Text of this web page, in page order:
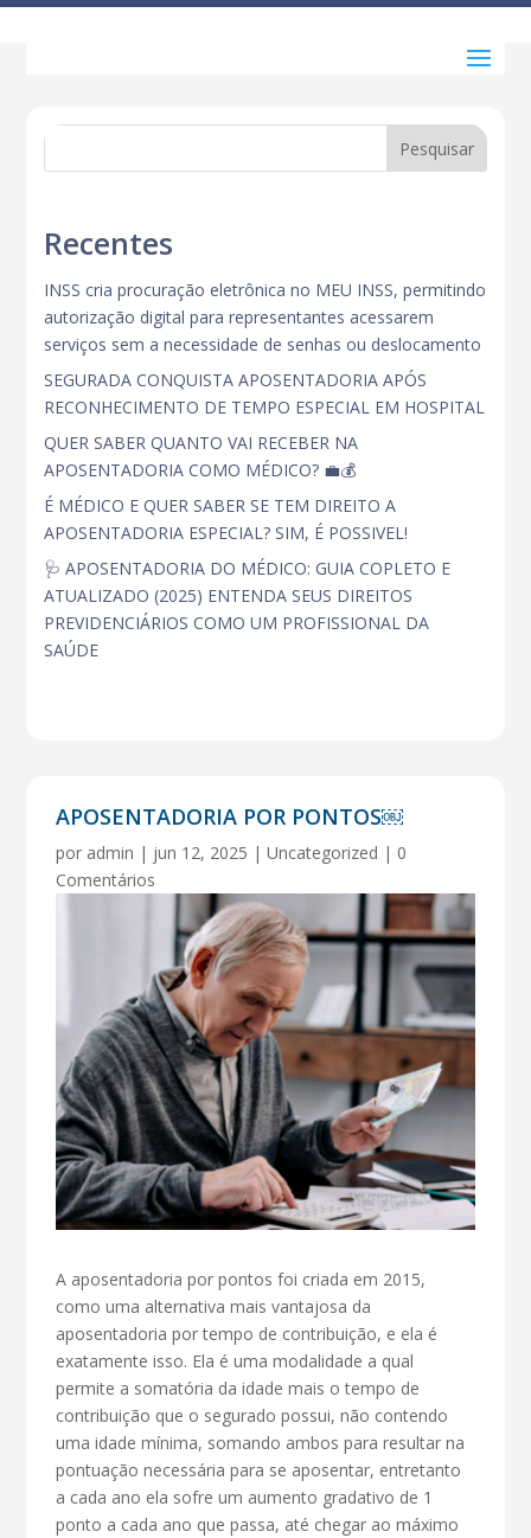
Pesquisar
Recentes
INSS cria procuração eletrônica no MEU INSS, permitindo
autorização digital para representantes acessarem
serviços sem a necessidade de senhas ou deslocamento
SEGURADA CONQUISTA APOSENTADORIA APÓS
RECONHECIMENTO DE TEMPO ESPECIAL EM HOSPITAL
QUER SABER QUANTO VAI RECEBER NA
APOSENTADORIA COMO MÉDICO? 💼💰
É MÉDICO E QUER SABER SE TEM DIREITO A
APOSENTADORIA ESPECIAL? SIM, É POSSIVEL!
🩺 APOSENTADORIA DO MÉDICO: GUIA COPLETO E
ATUALIZADO (2025) ENTENDA SEUS DIREITOS
PREVIDENCIÁRIOS COMO UM PROFISSIONAL DA
SAÚDE
APOSENTADORIA POR PONTOS￼
por admin | jun 12, 2025 |Uncategorized | 0
Comentários
A aposentadoria por pontos foi criada em 2015,
como uma alternativa mais vantajosa da
aposentadoria por tempo de contribuição, e ela é
exatamente isso. Ela é uma modalidade a qual
permite a somatória da idade mais o tempo de
contribuição que o segurado possui, não contendo
uma idade mínima, somando ambos para resultar na
pontuação necessária para se aposentar, entretanto
a cada ano ela sofre um aumento gradativo de 1
ponto a cada ano que passa, até chegar ao máximo